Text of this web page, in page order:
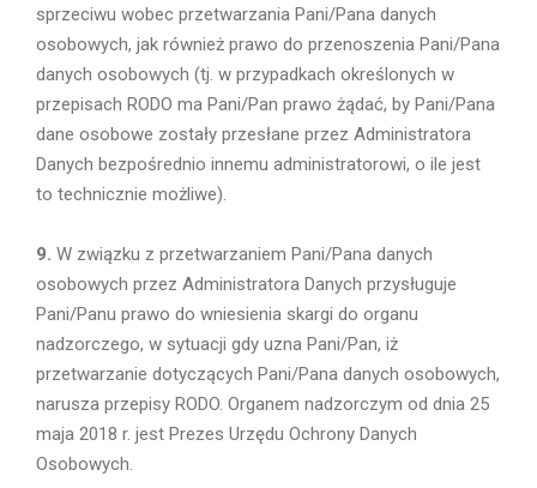
sprzeciwu wobec przetwarzania Pani/Pana danych
osobowych, jak również prawo do przenoszenia Pani/Pana
danych osobowych (tj. w przypadkach określonych w
przepisach RODO ma Pani/Pan prawo żądać, by Pani/Pana
dane osobowe zostały przesłane przez Administratora
Danych bezpośrednio innemu administratorowi, o ile jest
to technicznie możliwe).
9. W związku z przetwarzaniem Pani/Pana danych
osobowych przez Administratora Danych przysługuje
Pani/Panu prawo do wniesienia skargi do organu
nadzorczego, w sytuacji gdy uzna Pani/Pan, iż
przetwarzanie dotyczących Pani/Pana danych osobowych,
narusza przepisy RODO. Organem nadzorczym od dnia 25
maja 2018 r. jest Prezes Urzędu Ochrony Danych
Osobowych.